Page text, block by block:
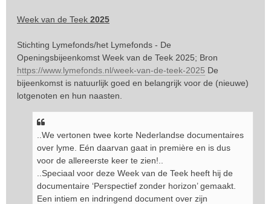
t
Week van de Teek 2025
Stichting Lymefonds/het Lymefonds - De
Openingsbijeenkomst Week van de Teek 2025; Bron
https://www.lymefonds.nl/week-van-de-teek-2025 De
bijeenkomst is natuurlijk goed en belangrijk voor de (nieuwe)
lotgenoten en hun naasten.
..We vertonen twee korte Nederlandse documentaires
over lyme. Eén daarvan gaat in première en is dus
voor de allereerste keer te zien!..
..Speciaal voor deze Week van de Teek heeft hij de
documentaire ‘Perspectief zonder horizon’ gemaakt.
Een intiem en indringend document over zijn